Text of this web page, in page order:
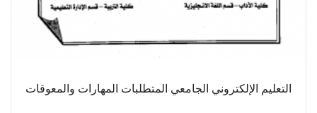
التعليم الإلكتروني الجامعي المتطلبات المهارات والمعوقات